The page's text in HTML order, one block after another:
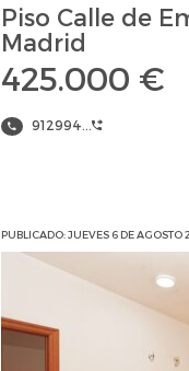
Piso Calle de
Madrid
425.000 €
912994...
PUBLICADO: JUEVES 6 DE AGOSTO